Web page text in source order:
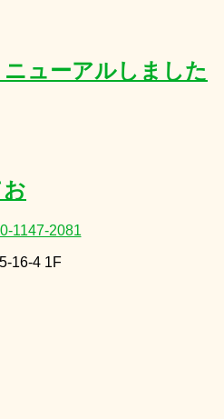
ューアルしました
1147-2081
16-4 1F